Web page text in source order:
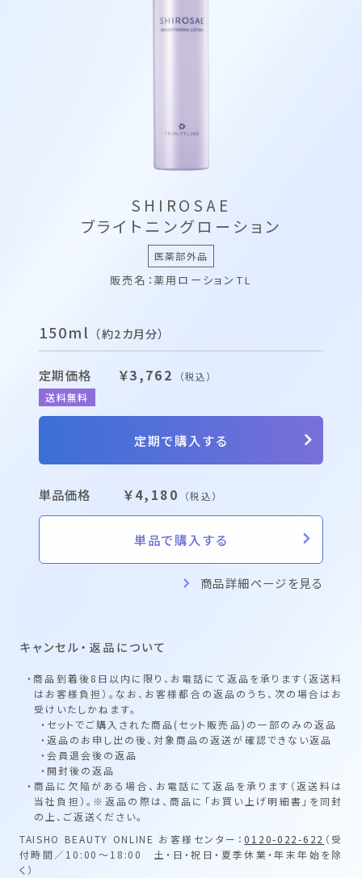
SHIROSAE
ブライトニングローション
医薬部外品
販売名：薬用ローションTL
150ml （約2カ月分）
定期価格
送料無料
￥3,762 （税込）
定期で購入する
単品価格 ￥4,180 （税込）
単品で購入する
商品詳細ページを見る
キャンセル・返品について
・商品到着後8日以内に限り、お電話にて返品を承ります（返送料
はお客様負担）。なお、お客様都合の返品のうち、次の場合はお
受けいたしかねます。
・セットでご購入された商品(セット販売品)の一部のみの返品
・返品のお申し出の後、対象商品の返送が確認できない返品
・会員退会後の返品
・開封後の返品
・商品に欠陥がある場合、お電話にて返品を承ります（返送料は
当社負担）。※返品の際は、商品に「お買い上げ明細書」を同封
の上、ご返送ください。
TAISHO BEAUTY ONLINE お客様センター：0120-022-622 （受
付時間／10:00～18:00 土・日・祝日・夏季休業・年末年始を除
く）